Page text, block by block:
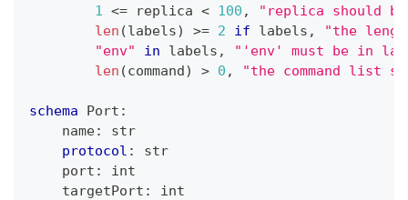
1 <= replica < 100 ,
"replica should
len (labels) >= 2 if labels ,
"the
"env"
in labels ,
"'env' must be in
len (command) > 0 , "the command list
schema Port :
    name
:
str
protocol :
str
    port
:
int
    targetPort
: int